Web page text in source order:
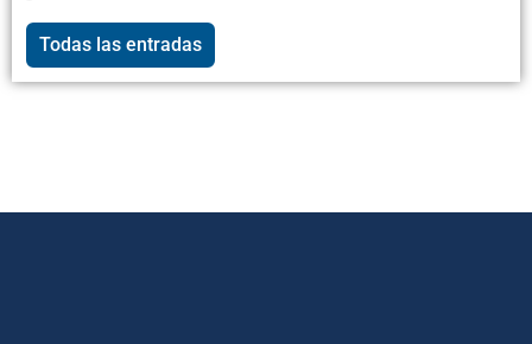
Todas las entradas